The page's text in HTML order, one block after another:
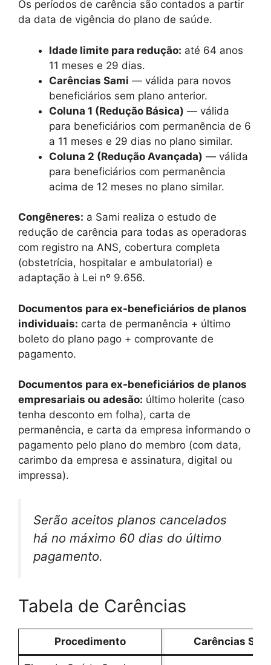
Os períodos de carência são contados a partir
da data de vigência do plano de saúde.
Idade limite para redução: até 64 anos
11 meses e 29 dias.
Carências Sami — válida para novos
beneficiários sem plano anterior.
Coluna 1 (Redução Básica) — válida
para beneficiários com permanência de 6
a 11 meses e 29 dias no plano similar.
Coluna 2 (Redução Avançada) — válida
para beneficiários com permanência
acima de 12 meses no plano similar.
Congêneres: a Sami realiza o estudo de
redução de carência para todas as operadoras
com registro na ANS, cobertura completa
(obstetrícia, hospitalar e ambulatorial) e
adaptação à Lei nº 9.656.
Documentos para ex-beneficiários de planos
individuais: carta de permanência + último
boleto do plano pago + comprovante de
pagamento.
Documentos para ex-beneficiários de planos
empresariais ou adesão: último holerite (caso
tenha desconto em folha), carta de
permanência, e carta da empresa informando o
pagamento pelo plano do membro (com data,
carimbo da empresa e assinatura, digital ou
impressa).
Serão aceitos planos cancelados
há no máximo 60 dias do último
pagamento.
Tabela de Carências
Procedimento Carências